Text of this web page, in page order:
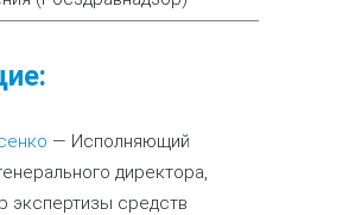
— Исполняющий
директора,
экспертизы средств